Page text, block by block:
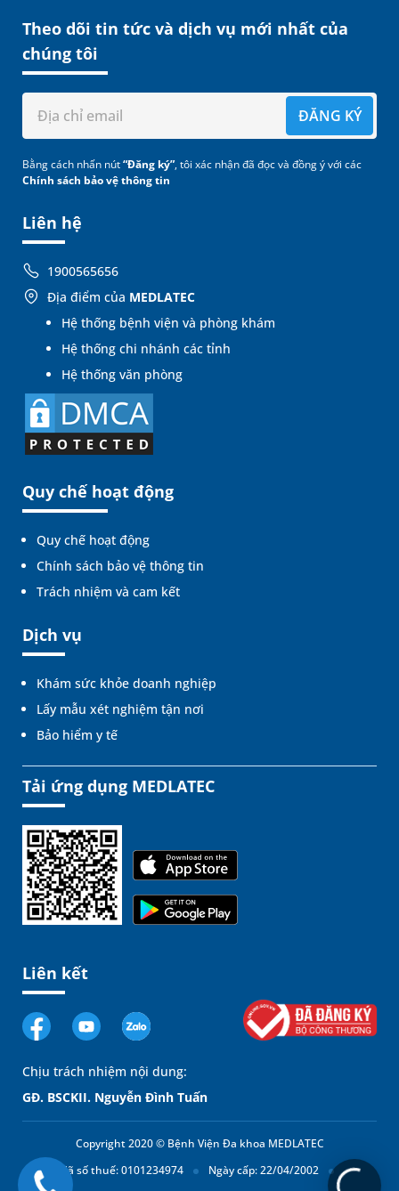
Liên hệ
1900565656
Địa điểm của MEDLATEC
Hệ thống bệnh viện và phòng khám
Hệ thống chi nhánh các tỉnh
Hệ thống văn phòng
Quy chế hoạt động
Quy chế hoạt động
Chính sách bảo vệ thông tin
Trách nhiệm và cam kết
Dịch vụ
Khám sức khỏe doanh nghiệp
Lấy mẫu xét nghiệm tận nơi
Bảo hiểm y tế
Theo dõi tin tức và dịch vụ mới nhất của
chúng tôi
ĐĂNG KÝ
Bằng cách nhấn nút“Đăng ký”, tôi xác nhận đã đọc và đồng ý với các
Chính sách bảo vệ thông tin
Tải ứng dụng MEDLATEC
Liên kết
Chịu trách nhiệm nội dung:
GĐ. BSCKII. Nguyễn Đình Tuấn
Copyright 2020 © Bệnh Viện Đa khoa MEDLATEC
Mã số thuế: 0101234974
Ngày cấp: 22/04/2002